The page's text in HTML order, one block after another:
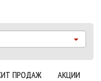
ПРОДАЖ
АКЦИИ